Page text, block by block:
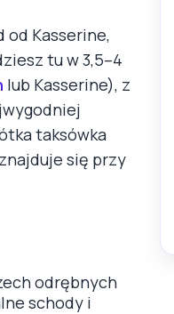
od Kasserine,
tu w 3,5–4
lub Kasserine), z
taksówka
się przy
odrębnych
schody i